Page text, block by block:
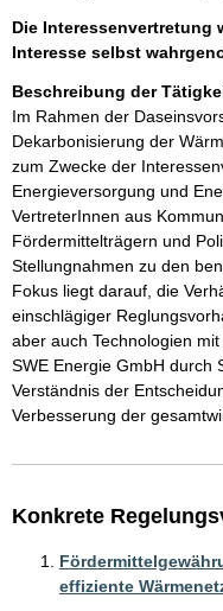
Die Interessenvertretung
Interesse selbst
Beschreibung der
Im Rahmen der
Dekarbonisierung der
zum Zwecke der
Energieversorgung und
VertreterInnen aus
Fördermittelträgern und
Stellungnahmen zu den
Fokus liegt darauf, die
einschlägiger
aber auch Technologien
SWE Energie GmbH durch
Verständnis der
Verbesserung der
Konkrete
effiziente